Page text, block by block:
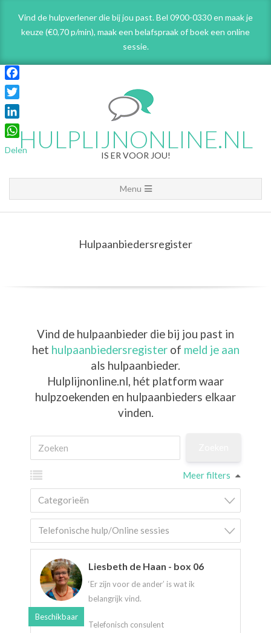
content
Vind de hulpverlener die bij jou past. Bel 0900-0330 en maak je
keuze (€0,70 p/min), maak een belafspraakof boek een online
sessie.
HULPLIJNONLINE.NL
IS ER VOOR JOU!
Navigation
Menu
Menu
Hulpaanbiedersregister
Vind de hulpaanbieder die bij jou past in
het hulpaanbiedersregisterof meld je aan
als hulpaanbieder.
Hulplijnonline.nl, hét platform waar
hulpzoekenden en hulpaanbieders elkaar
vinden.
Meer filters
Categorieën
Telefonische hulp/Online sessies
Liesbeth de Haan - box 06
‘Er zijn voor de ander’ is wat ik
belangrijk vind.
Telefonisch consulent
Beschikbaar
Facebook
Twitter
LinkedIn
WhatsApp
Delen